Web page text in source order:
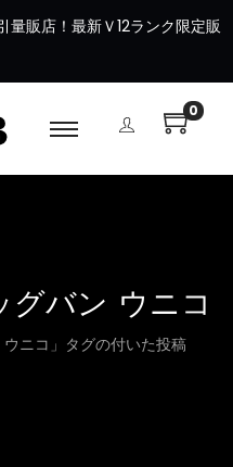
量販店！最新Ｖ12ランク限定販
0
グバン ウニコ
ウニコ」タグの付いた投稿